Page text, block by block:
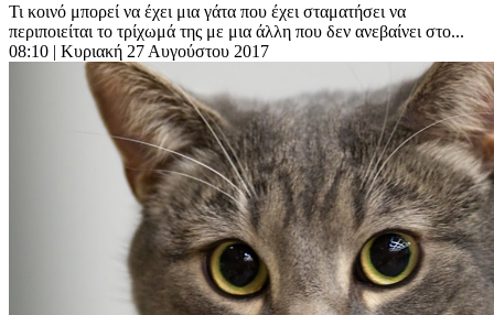
Τι κοινό μπορεί να έχει μια γάτα που έχει σταματήσει να
περιποιείται το τρίχωμά της με μια άλλη που δεν ανεβαίνει στο...
08:10 | Κυριακή 27 Αυγούστου 2017